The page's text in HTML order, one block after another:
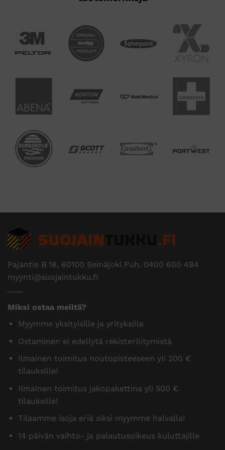
Pajantie B 18, 60100 Seinäjoki Puh. 0400 600 484
myynti@suojaintukku.fi
Miksi ostaa meiltä?
Myymme yksityisille ja yrityksille
Ostaminen ei edellytä rekisteröitymistä
Ilmainen toimitus noutopisteeseen yli 200 €
tilauksille!
Ilmainen toimitus jakopakettina yli 500 €
tilauksille!
Tilaamme isoja eriä siksi myymme halvalla!
14 päivän vaihto- ja palautusoikeus kuluttajille